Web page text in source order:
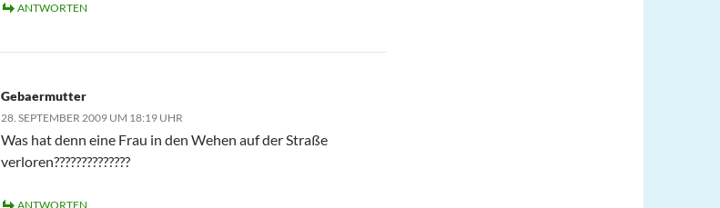
ANTWORTEN
Gebaermutter
28. SEPTEMBER 2009 UM 18:19 UHR
Was hat denn eine Frau in den Wehen auf der Straße
verloren??????????????
ANTWORTEN